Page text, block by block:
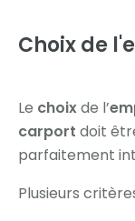
Choix de
Le choixde l’
carport doit
parfaitement
Plusieurs